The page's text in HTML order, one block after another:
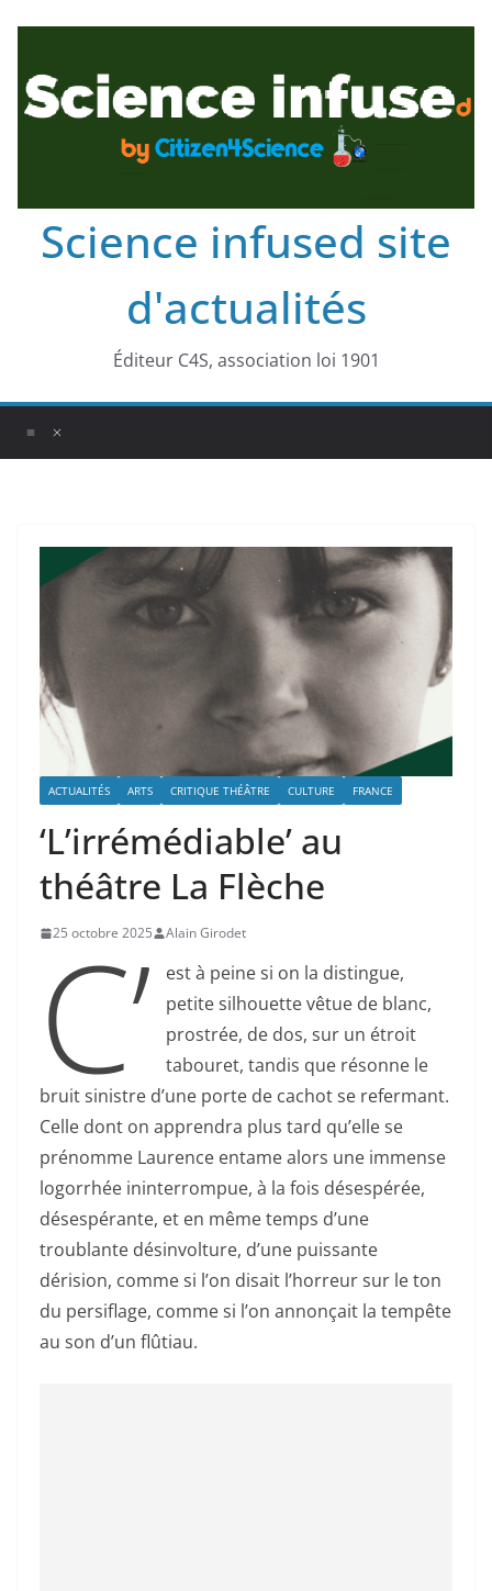
Science infused site
d'actualités
Éditeur C4S, association loi 1901
ACTUALITÉS ARTS CRITIQUE THÉÂTRE CULTURE FRANCE
‘L’irrémédiable’ au
théâtre La Flèche
25 octobre 2025 Alain Girodet
C’
est à peine si on la distingue,
petite silhouette vêtue de blanc,
prostrée, de dos, sur un étroit
tabouret, tandis que résonne le
bruit sinistre d’une porte de cachot se refermant.
Celle dont on apprendra plus tard qu’elle se
prénomme Laurence entame alors une immense
logorrhée ininterrompue, à la fois désespérée,
désespérante, et en même temps d’une
troublante désinvolture, d’une puissante
dérision, comme si l’on disait l’horreur sur le ton
du persiflage, comme si l’on annonçait la tempête
au son d’un flûtiau.